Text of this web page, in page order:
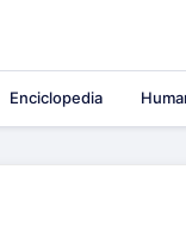
Enciclopedia